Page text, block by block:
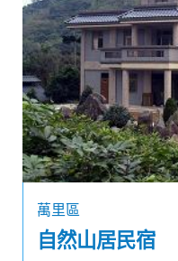
萬里區
自然山居民宿